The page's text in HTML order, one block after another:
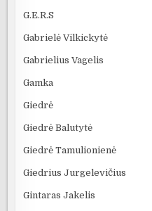
G.E.R.S
Gabrielė Vilkickytė
Gabrielius Vagelis
Gamka
Giedrė
Giedrė Balutytė
Giedrė Tamulionienė
Giedrius Jurgelevičius
Gintaras Jakelis